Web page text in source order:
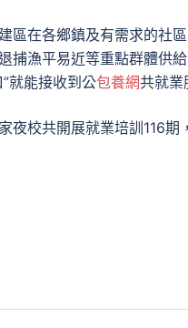
區在各鄉鎮及有需求的社
捕漁平易近等重點群體供
就能接收到公包養網共就業
夜校共開展就業培訓116